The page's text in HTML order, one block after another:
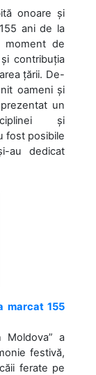
onoare și
ani de la
moment de
contribuția
țării. De-
oameni și
un
și
fost posibile
au dedicat
marcat 155
Moldova” a
festivă,
ferate pe